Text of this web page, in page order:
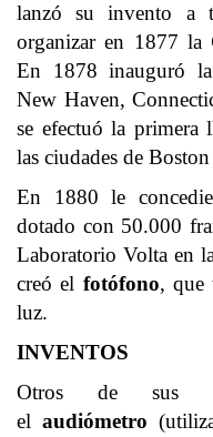
lanzó su invento
organizar en 1877 la
En 1878 inauguró
New Haven,
se efectuó la primera
las ciudades de
En 1880 le
dotado con 50.000
Laboratorio Volta en
creó el fotófono, que
luz.
INVENTOS
Otros de sus
el audiómetro